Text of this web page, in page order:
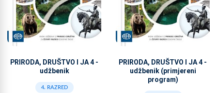
PRIRODA, DRUŠTVO I JA 4 -
udžbenik
4. RAZRED
PRIRODA, DRUŠTVO I JA 4 -
udžbenik (primjereni
program)